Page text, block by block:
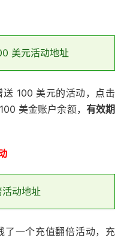
美元活动地址
100 美元的活动，点击
美金账户余额， 有效期
动地址
一个充值翻倍活动，充